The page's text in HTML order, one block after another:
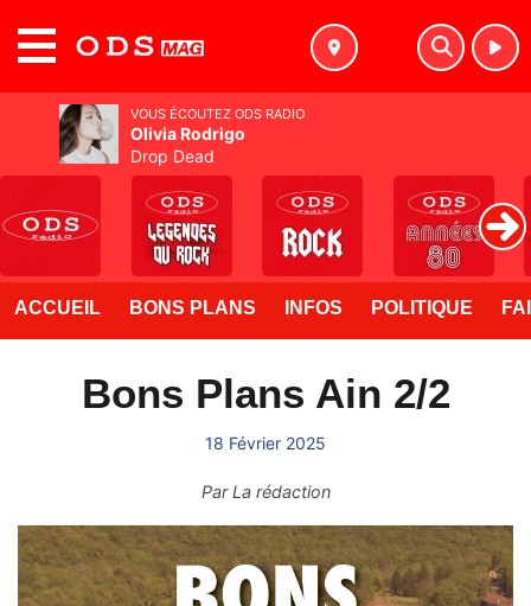
ACCUEIL BONS PLANS INFOS POLITIQUE
Bons Plans Ain 2/2
18 Février 2025
ParLa rédaction
VOUS ÉCOUTEZ ODS RADIO
Olivia Rodrigo
Drop Dead